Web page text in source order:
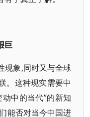
巨
现象,同时又与全球
。这种现实需要中
中的当代”的新知
能否对当今中国进